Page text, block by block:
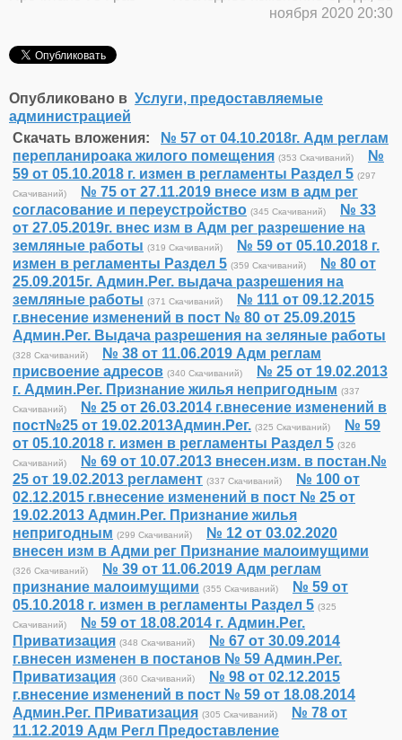
ноября 2020 20:30
Опубликовано в Услуги, предоставляемые
администрацией
Скачать вложения:
№ 57 от 04.10.2018г. Адм реглам
перепланироака жилого помещения (353 Скачиваний)
№
59 от 05.10.2018 г. измен в регламенты Раздел 5 (297
Скачиваний)
№ 75 от 27.11.2019 внесе изм в адм рег
согласование и переустройство (345 Скачиваний)
№ 33
от 27.05.2019г. внес изм в Адм рег разрешение на
земляные работы (319 Скачиваний)
№ 59 от 05.10.2018 г.
измен в регламенты Раздел 5 (359 Скачиваний)
№ 80 от
25.09.2015г. Админ.Рег. выдача разрешения на
земляные работы (371 Скачиваний)
№ 111 от 09.12.2015
г.внесение изменений в пост № 80 от 25.09.2015
Админ.Рег. Выдача разрешения на зеляные работы
(328 Скачиваний)
№ 38 от 11.06.2019 Адм реглам
присвоение адресов (340 Скачиваний)
№ 25 от 19.02.2013
г. Админ.Рег. Признание жилья непригодным (337
Скачиваний)
№ 25 от 26.03.2014 г.внесение изменений в
пост№25 от 19.02.2013Админ.Рег. (325 Скачиваний)
№ 59
от 05.10.2018 г. измен в регламенты Раздел 5 (326
Скачиваний)
№ 69 от 10.07.2013 внесен.изм. в постан.№
25 от 19.02.2013 регламент (337 Скачиваний)
№ 100 от
02.12.2015 г.внесение изменений в пост № 25 от
19.02.2013 Админ.Рег. Признание жилья
непригодным (299 Скачиваний)
№ 12 от 03.02.2020
внесен изм в Адми рег Признание малоимущими
(326 Скачиваний)
№ 39 от 11.06.2019 Адм реглам
признание малоимущими (355 Скачиваний)
№ 59 от
05.10.2018 г. измен в регламенты Раздел 5 (325
Скачиваний)
№ 59 от 18.08.2014 г. Админ.Рег.
Приватизация (348 Скачиваний)
№ 67 от 30.09.2014
г.внесен изменен в постанов № 59 Админ.Рег.
Приватизация (360 Скачиваний)
№ 98 от 02.12.2015
г.внесение изменений в пост № 59 от 18.08.2014
Админ.Рег. ПРиватизация (305 Скачиваний)
№ 78 от
11.12.2019 Адм Регл Предоставление